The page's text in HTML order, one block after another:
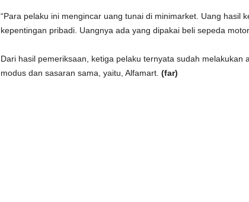
“Para pelaku ini mengincar uang tunai di minimarket. Uang hasil
kepentingan pribadi. Uangnya ada yang dipakai beli sepeda motor
Dari hasil pemeriksaan, ketiga pelaku ternyata sudah melakukan
modus dan sasaran sama, yaitu, Alfamart. (far)